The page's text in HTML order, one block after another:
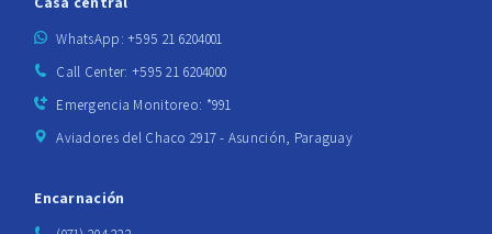
WhatsApp: +595 21 6204001
Call Center: +595 21 6204000
Emergencia Monitoreo: *991
Aviadores del Chaco 2917 - Asunción, Paraguay
Encarnación